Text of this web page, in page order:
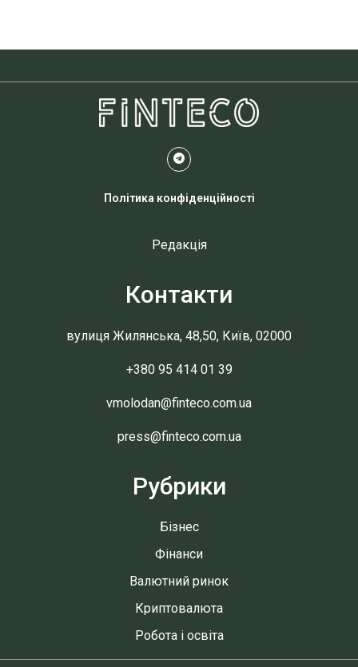
Політика конфіденційності
Редакція
Контакти
вулиця Жилянська, 48,50, Київ, 02000
+380 95 414 01 39
vmolodan@finteco.com.ua
press@finteco.com.ua
Рубрики
Бізнес
Фінанси
Валютний ринок
Криптовалюта
Робота і освіта